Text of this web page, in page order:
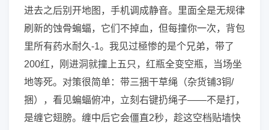
进去之后别开地图，手机调成静音。里面全是无规律
刷新的蚀骨蝙蝠，它们不掉血，但每撞你一次，背包
里所有药水耐久-1。我见过極惨的是个兄弟，带了
200红，刚进洞就撞上五只，红瓶全变空瓶，当场坐
地等死。对策很简单：带三捆干草绳（杂货铺3铜/
捆），看见蝙蝠俯冲，立刻右键扔绳子——不是打，
是缠它翅膀。缠中后它会僵直2秒，趁这空档贴墙快